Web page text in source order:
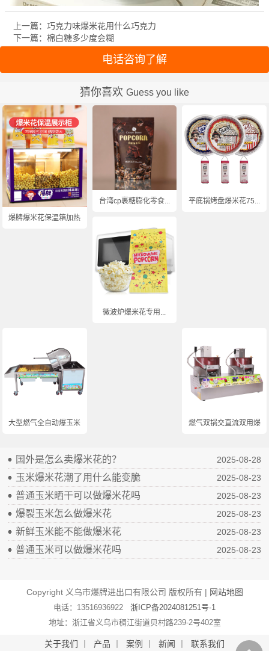
上一篇：巧克力味爆米花用什么巧克力
下一篇：棉白糖多少度会糊
电话咨询了解
猜你喜欢 Guess you like
爆牌爆米花保温箱加热...
台湾cp裹糖膨化零食... 平底锅烤盘爆米花75...
微波炉爆米花专用...
大型燃气全自动爆玉米... 燃气双锅交直流双用爆...
国外是怎么卖爆米花的？ 2025-08-28
玉米爆米花潮了用什么能变脆 2025-08-23
普通玉米晒干可以做爆米花吗 2025-08-23
爆裂玉米怎么做爆米花 2025-08-23
新鲜玉米能不能做爆米花 2025-08-23
普通玉米可以做爆米花吗 2025-08-23
Copyright 义乌市爆牌进出口有限公司 版权所有 | 网站地图
电话：13516936922 浙ICP备2024081251号-1
地址：浙江省义乌市稠江街道贝村路239-2号402室
关于我们 产品 案例 新闻 联系我们